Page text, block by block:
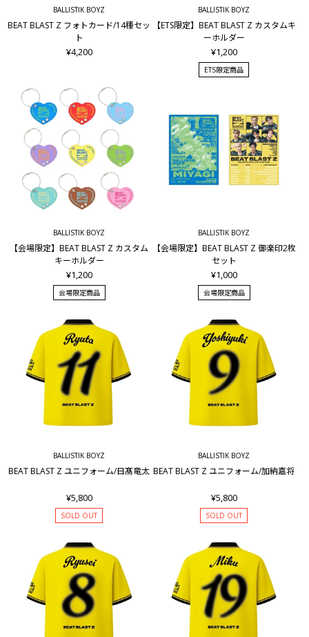
BALLISTIK BOYZ
BEAT BLAST Z フォトカード/14種セッ
ト
¥4,200
BALLISTIK BOYZ
【ETS限定】BEAT BLAST Z カスタムキ
ーホルダー
¥1,200
ETS限定商品
BALLISTIK BOYZ
【会場限定】BEAT BLAST Z カスタム
キーホルダー
¥1,200
会場限定商品
BALLISTIK BOYZ
【会場限定】BEAT BLAST Z 御楽印2枚
セット
¥1,000
会場限定商品
BALLISTIK BOYZ
BEAT BLAST Z ユニフォーム/日髙竜太
¥5,800
SOLD OUT
BALLISTIK BOYZ
BEAT BLAST Z ユニフォーム/加納嘉将
¥5,800
SOLD OUT